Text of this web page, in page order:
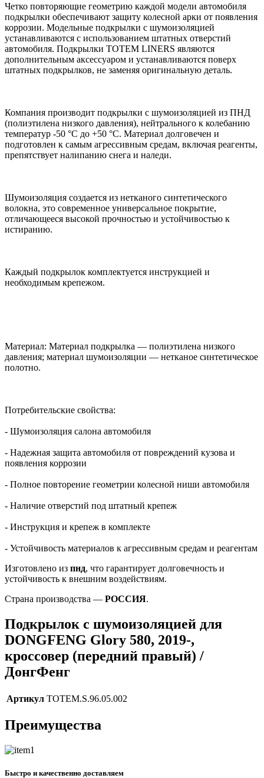
Четко повторяющие геометрию каждой модели автомобиля
подкрылки обеспечивают защиту колесной арки от появления
коррозии. Модельные подкрылки с шумоизоляцией
устанавливаются с использованием штатных отверстий
автомобиля. Подкрылки TOTEM LINERS являются
дополнительным аксессуаром и устанавливаются поверх
штатных подкрылков, не заменяя оригинальную деталь.
Компания производит подкрылки с шумоизоляцией из ПНД
(полиэтилена низкого давления), нейтрального к колебанию
температур -50 °С до +50 °С. Материал долговечен и
подготовлен к самым агрессивным средам, включая реагенты,
препятствует налипанию снега и наледи.
Шумоизоляция создается из нетканого синтетического
волокна, это современное универсальное покрытие,
отличающееся высокой прочностью и устойчивостью к
истиранию.
Каждый подкрылок комплектуется инструкцией и
необходимым крепежом.
Материал: Материал подкрылка — полиэтилена низкого
давления; материал шумоизоляции — нетканое синтетическое
полотно.
Потребительские свойства:
- Шумоизоляция салона автомобиля
- Надежная защита автомобиля от повреждений кузова и
появления коррозии
- Полное повторение геометрии колесной ниши автомобиля
- Наличие отверстий под штатный крепеж
- Инструкция и крепеж в комплекте
- Устойчивость материалов к агрессивным средам и реагентам
Изготовлено из пнд, что гарантирует долговечность и
устойчивость к внешним воздействиям.
Страна производства — РОССИЯ.
Подкрылок с шумоизоляцией для
DONGFENG Glory 580, 2019-,
кроссовер (передний правый) /
ДонгФенг
Артикул TOTEM.S.96.05.002
Преимущества
Быстро и качественно доставляем